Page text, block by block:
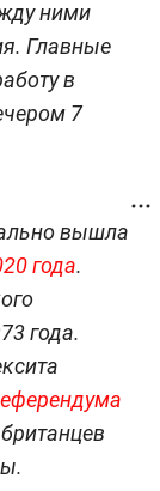
ними
Главные
в
7
вышла
года.
года.